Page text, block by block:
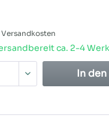
Versandkosten
ca. 2-4
In den